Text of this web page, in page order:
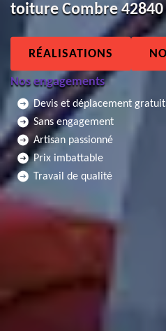
toiture Combre 42840
RÉALISATIONS
Nos engagements
Devis et déplacement
Sans engagement
Artisan passionné
Prix imbattable
Travail de qualité